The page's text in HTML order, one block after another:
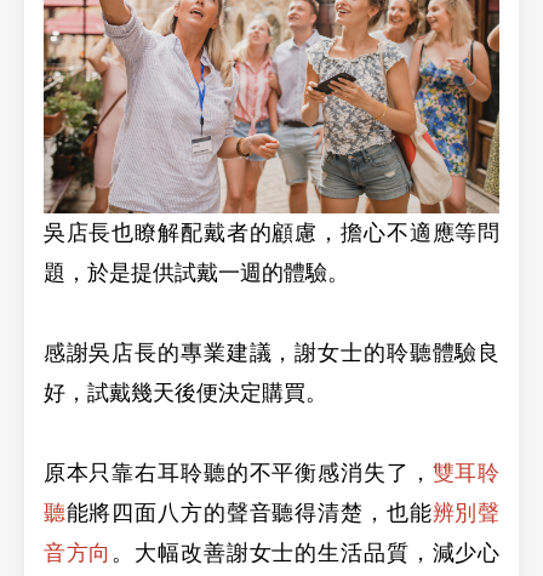
吳店長也瞭解配戴者的顧慮，擔心不適應等問
題，於是提供試戴一週的體驗。
感謝吳店長的專業建議，謝女士的聆聽體驗良
好，試戴幾天後便決定購買。
原本只靠右耳聆聽的不平衡感消失了， 雙耳聆
聽能將四面八方的聲音聽得清楚，也能辨別聲
音方向 。大幅改善謝女士的生活品質，減少心